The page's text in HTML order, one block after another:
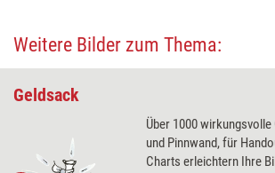
Weitere Bilder zum Thema:
Geldsack
Über 1000
und Pinnwand, für
Charts erleichtern Ihre